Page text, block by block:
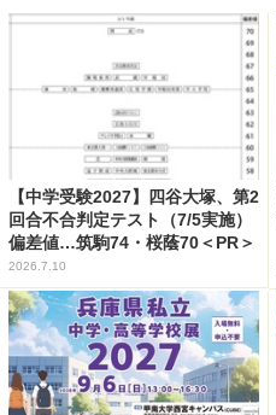
【中学受験2027】四谷大塚、第2
回合不合判定テスト（7/5実施）
偏差値…筑駒74・桜蔭70＜PR＞
2026.7.10